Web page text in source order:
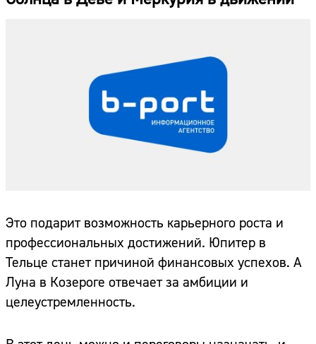
Это подарит возможность карьерного роста и
профессиональных достижений. Юпитер в
Тельце станет причиной финансовых успехов. А
Луна в Козероге отвечает за амбиции и
целеустремленность.